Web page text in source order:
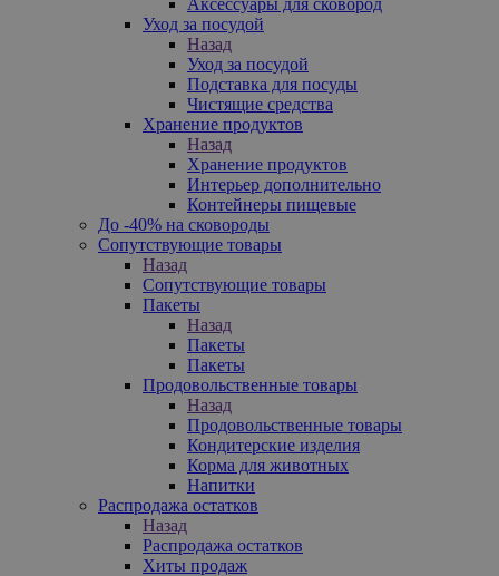
Уход за посудой
Назад
Уход за посудой
Подставка для посуды
Чистящие средства
Хранение продуктов
Назад
Хранение продуктов
Интерьер дополнительно
Контейнеры пищевые
До -40% на сковороды
Сопутствующие товары
Назад
Сопутствующие товары
Пакеты
Назад
Пакеты
Пакеты
Продовольственные товары
Назад
Продовольственные товары
Кондитерские изделия
Корма для животных
Напитки
Распродажа остатков
Назад
Распродажа остатков
Хиты продаж